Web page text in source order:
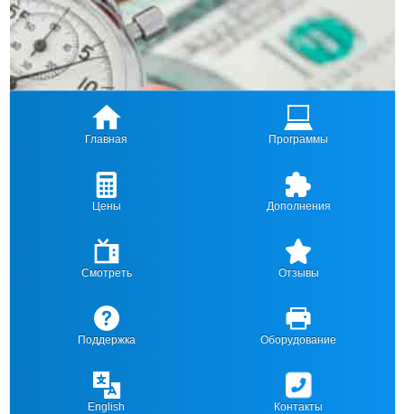
Главная Программы
Цены Дополнения
Смотреть Отзывы
Поддержка Оборудование
English Контакты